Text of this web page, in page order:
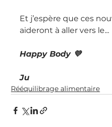
Et j’espère que ces
aideront à aller vers le...
Happy Body 💜
Ju
Rééquilibrage alimentaire